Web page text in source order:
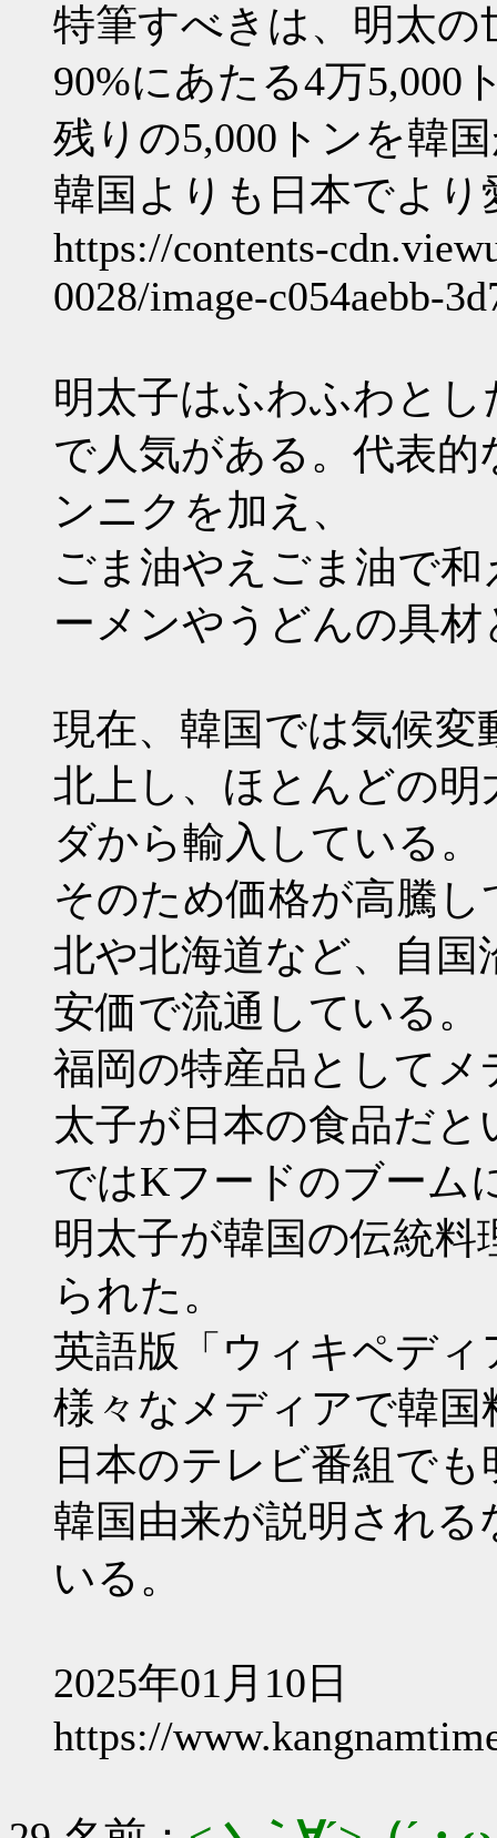
特筆すべきは、明太
90%にあたる4万5,000
残りの5,000トンを韓
韓国よりも日本でよ
https://contents-
0028/image-c054aebb-
明太子はふわふわと
で人気がある。代表
ンニクを加え、
ごま油やえごま油で
ーメンやうどんの具
現在、韓国では気候
北上し、ほとんどの
ダから輸入している。
そのため価格が高騰
北や北海道など、自国
安価で流通している。
福岡の特産品として
太子が日本の食品だ
ではKフードのブーム
明太子が韓国の伝統
られた。
英語版「ウィキペディ
様々なメディアで韓
日本のテレビ番組でも
韓国由来が説明され
いる。
2025年01月10日
https://